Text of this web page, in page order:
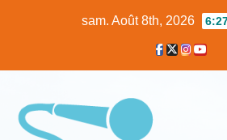
sam. Août 8th, 2026